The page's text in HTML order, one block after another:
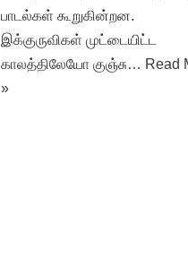
பாடல்கள் கூறுகின்றன.
இக்குருவிகள் முட்டையிட்ட
காலத்திலேயோ குஞ்சு… Read
»